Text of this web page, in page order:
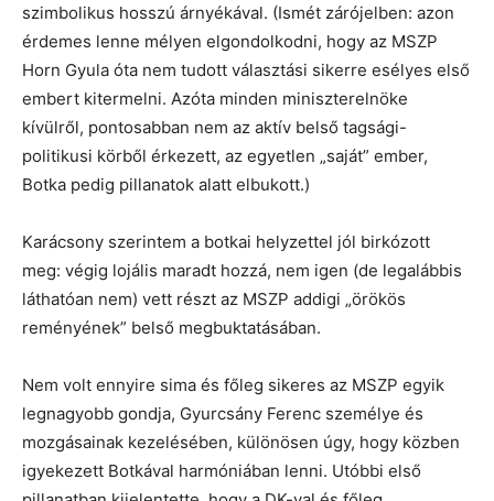
szimbolikus hosszú árnyékával. (Ismét zárójelben: azon
érdemes lenne mélyen elgondolkodni, hogy az MSZP
Horn Gyula óta nem tudott választási sikerre esélyes első
embert kitermelni. Azóta minden miniszterelnöke
kívülről, pontosabban nem az aktív belső tagsági-
politikusi körből érkezett, az egyetlen „saját” ember,
Botka pedig pillanatok alatt elbukott.)
Karácsony szerintem a botkai helyzettel jól birkózott
meg: végig lojális maradt hozzá, nem igen (de legalábbis
láthatóan nem) vett részt az MSZP addigi „örökös
reményének” belső megbuktatásában.
Nem volt ennyire sima és főleg sikeres az MSZP egyik
legnagyobb gondja, Gyurcsány Ferenc személye és
mozgásainak kezelésében, különösen úgy, hogy közben
igyekezett Botkával harmóniában lenni. Utóbbi első